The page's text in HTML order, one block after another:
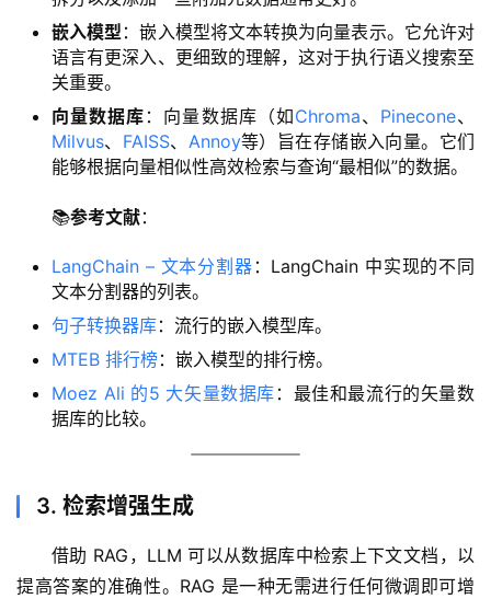
嵌入模型：嵌入模型将文本转换为向量表示。它允许对
语言有更深入、更细致的理解，这对于执行语义搜索至
关重要。
向量数据库 ：向量数据库（如Chroma、 Pinecone、
Milvus、 FAISS、 Annoy等）旨在存储嵌入向量。它们
能够根据向量相似性高效检索与查询“最相似”的数据。
📚参考文献：
LangChain – 文本分割器 ：LangChain 中实现的不同
文本分割器的列表。
句子转换器库：流行的嵌入模型库。
MTEB 排行榜：嵌入模型的排行榜。
Moez Ali 的5 大矢量数据库 ：最佳和最流行的矢量数
据库的比较。
3. 检索增强生成
借助 RAG，LLM 可以从数据库中检索上下文文档，以
提高答案的准确性。RAG 是一种无需进行任何微调即可增